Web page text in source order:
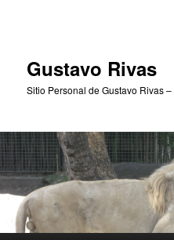
Gustavo Rivas
Sitio Personal de Gustavo Rivas